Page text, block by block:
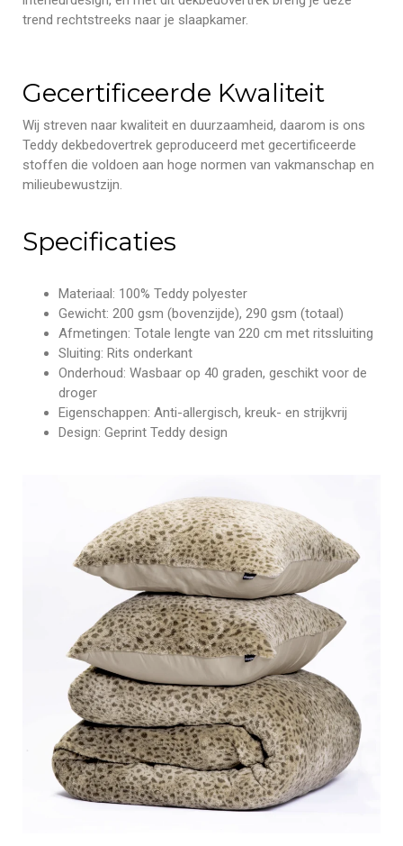
trend rechtstreeks naar je slaapkamer.
Gecertificeerde Kwaliteit
Wij streven naar kwaliteit en duurzaamheid, daarom is ons
Teddy dekbedovertrek geproduceerd met gecertificeerde
stoffen die voldoen aan hoge normen van vakmanschap en
milieubewustzijn.
Specificaties
Materiaal: 100% Teddy polyester
Gewicht: 200 gsm (bovenzijde), 290 gsm (totaal)
Afmetingen: Totale lengte van 220 cm met ritssluiting
Sluiting: Rits onderkant
Onderhoud: Wasbaar op 40 graden, geschikt voor de
droger
Eigenschappen: Anti-allergisch, kreuk- en strijkvrij
Design: Geprint Teddy design